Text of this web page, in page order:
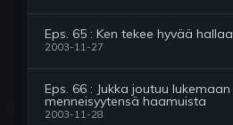
Eps. 65 : Ken tekee hyvää hallaa
2003-11-27
Eps. 66 : Jukka joutuu lukemaan
menneisyytensä haamuista
2003-11-28